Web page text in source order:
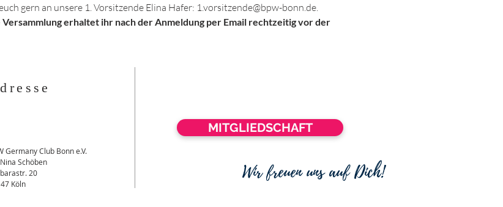
gern an unsere 1. Vorsitzende Elina Hafer: 1.vorsitzende@bpw-bonn.de.
erhaltet ihr nach der Anmeldung per Email rechtzeitig vor der
Germany Club Bonn e.V.
Schöben
20
Köln
MITGLIEDSCHAFT
Wir freuen uns auf Dich!